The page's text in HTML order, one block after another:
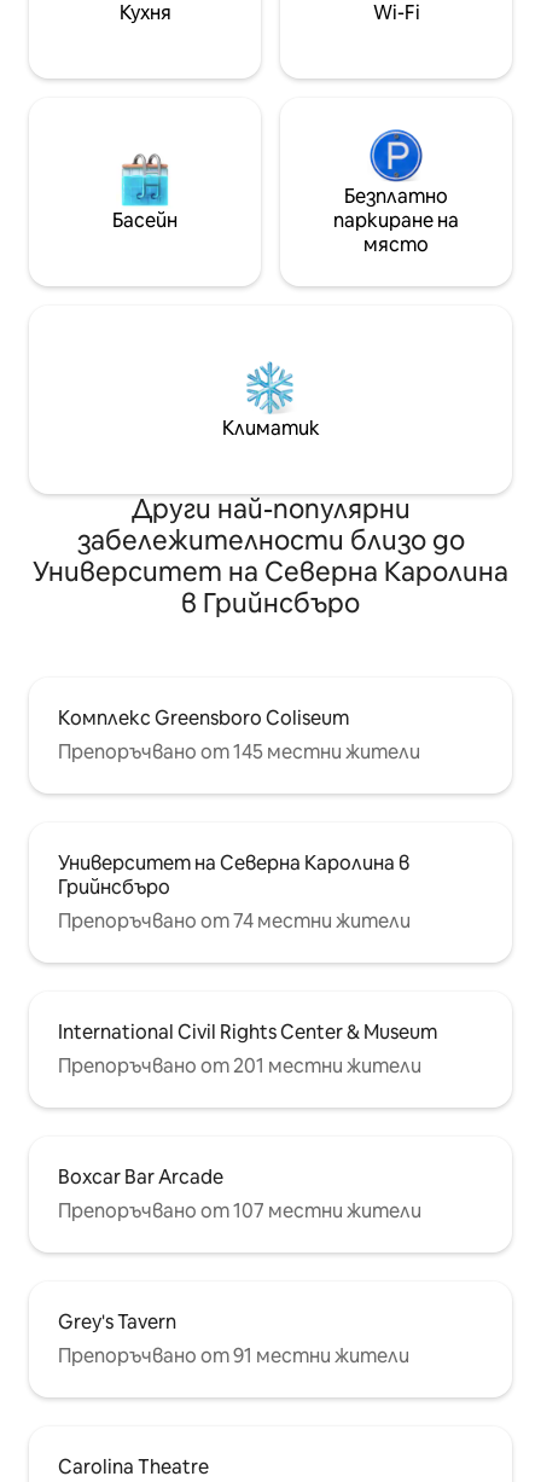
Чисто нова пералня и сушилня
Кухня Wi-Fi
Басейн
Безплатно
паркиране на
място
Климатик
Други най-популярни
забележителности близо до
Университет на Северна Каролина
в Грийнсбъро
Комплекс Greensboro Coliseum
Препоръчвано от 145 местни жители
Университет на Северна Каролина в
Грийнсбъро
Препоръчвано от 74 местни жители
International Civil Rights Center & Museum
Препоръчвано от 201 местни жители
Boxcar Bar Arcade
Препоръчвано от 107 местни жители
Grey's Tavern
Препоръчвано от 91 местни жители
Carolina Theatre